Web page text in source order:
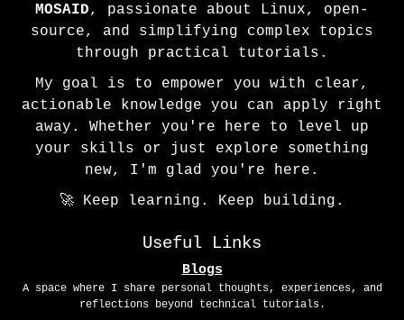
MOSAID, passionate about Linux, open-
source, and simplifying complex topics
through practical tutorials.
My goal is to empower you with clear,
actionable knowledge you can apply right
away. Whether you're here to level up
your skills or just explore something
new, I'm glad you're here.
🚀 Keep learning. Keep building.
Useful Links
Blogs
A space where I share personal thoughts, experiences, and
reflections beyond technical tutorials.